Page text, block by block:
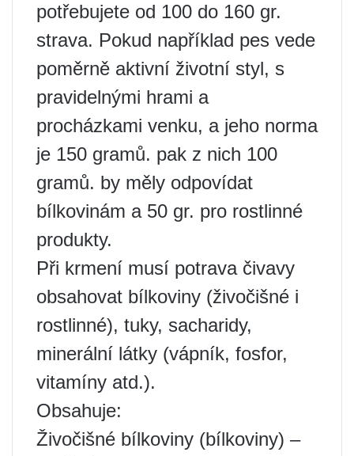
potřebujete od 100 do 160 gr.
strava. Pokud například pes vede
poměrně aktivní životní styl, s
pravidelnými hrami a
procházkami venku, a jeho norma
je 150 gramů. pak z nich 100
gramů. by měly odpovídat
bílkovinám a 50 gr. pro rostlinné
produkty.
Při krmení musí potrava čivavy
obsahovat bílkoviny (živočišné i
rostlinné), tuky, sacharidy,
minerální látky (vápník, fosfor,
vitamíny atd.).
Obsahuje:
Živočišné bílkoviny (bílkoviny) –